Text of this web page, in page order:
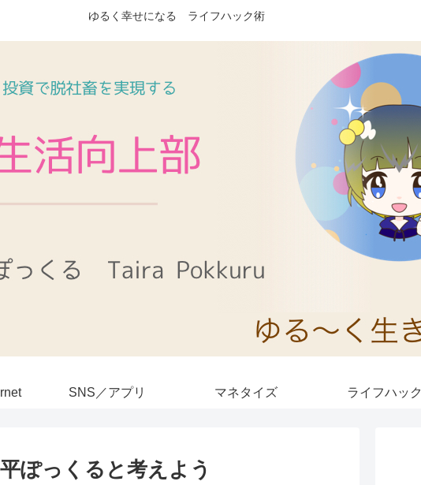
ゆるく幸せになる ライフハック術
SNS／アプリ マネタイズ ライフハック
ぽっくると考えよう